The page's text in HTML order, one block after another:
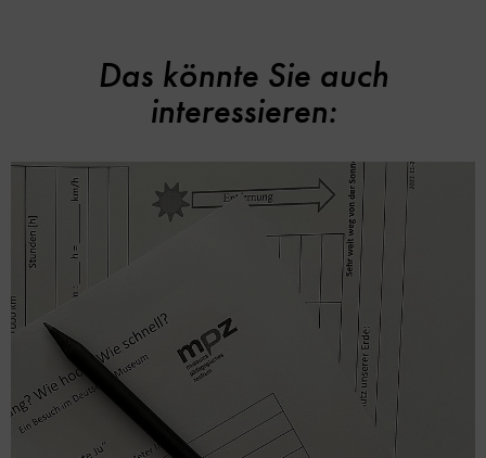
Das könnte Sie auch
interessieren: